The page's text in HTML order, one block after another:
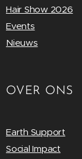
Hair Show 2026
Events
Nieuws
OVER ONS
Earth Support
Social Impact